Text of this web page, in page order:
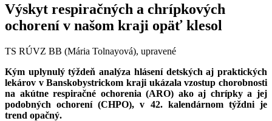
Výskyt respiračných a chrípkových
ochorení v našom kraji opäť klesol
TS RÚVZ BB (Mária Tolnayová), upravené
Kým uplynulý týždeň analýza hlásení detských aj praktických
lekárov v Banskobystrickom kraji ukázala vzostup chorobnosti
na akútne respiračné ochorenia (ARO) ako aj chrípky a jej
podobných ochorení (CHPO), v 42. kalendárnom týždni je
trend opačný.